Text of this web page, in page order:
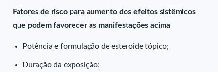
Fatores de risco para aumento dos efeitos sistêmicos
que podem favorecer as manifestações acima
Potência e formulação de esteroide tópico;
Duração da exposição;